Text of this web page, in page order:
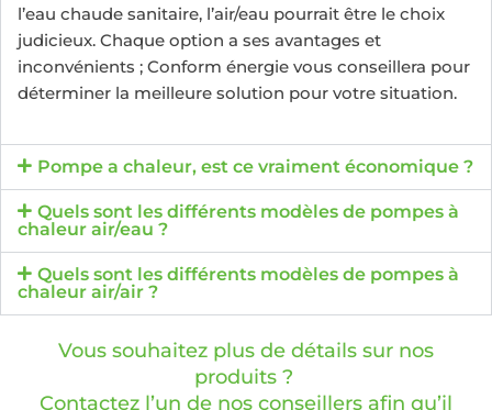
l’eau chaude sanitaire, l’air/eau pourrait être le choix
judicieux. Chaque option a ses avantages et
inconvénients ; Conform énergie vous conseillera pour
déterminer la meilleure solution pour votre situation.
Pompe a chaleur, est ce vraiment économique ?
Quels sont les différents modèles de pompes à
chaleur air/eau ?
Quels sont les différents modèles de pompes à
chaleur air/air ?
Vous souhaitez plus de détails sur nos
produits ?
Contactez l’un de nos conseillers afin qu’il